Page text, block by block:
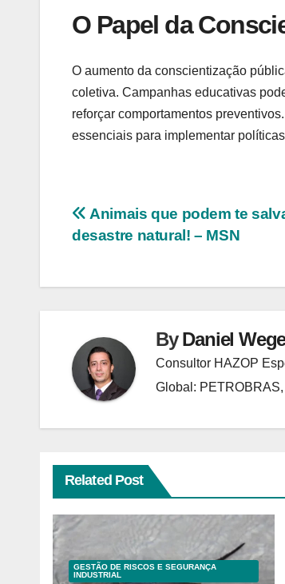
O Papel da
O aumento da conscientização
coletiva. Campanhas educativas
reforçar comportamentos
essenciais para implementar
Navegação
Post
Animais que podem te
desastre natural! – MSN
ByDaniel
Consultor HAZOP
Global:
Related Post
GESTÃO DE RISCOS E SEGURANÇA
INDUSTRIAL